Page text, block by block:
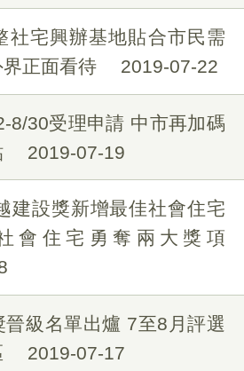
社宅興辦基地貼合市民需
正面看待
2019-07-22
8/30受理申請 中市再加碼
2019-07-19
建設獎新增最佳社會住宅
會住宅勇奪兩大獎項
晉級名單出爐 7至8月評選
2019-07-17